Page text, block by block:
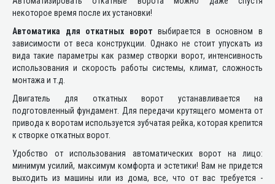
некоторое время после их установки!
Автоматика для откатных ворот выбирается в основном в
зависимости от веса конструкции. Однако не стоит упускать из
вида такие параметры как размер створки ворот, интенсивность
использования и скорость работы системы, климат, сложность
монтажа и т.д.
Двигатель для откатных ворот устанавливается на
подготовленный фундамент. Для передачи крутящего момента от
привода к воротам используется зубчатая рейка, которая крепится
к створке откатных ворот.
Удобство от использования автоматических ворот на лицо:
минимум усилий, максимум комфорта и эстетики! Вам не придется
выходить из машины или из дома, все, что от вас требуется -